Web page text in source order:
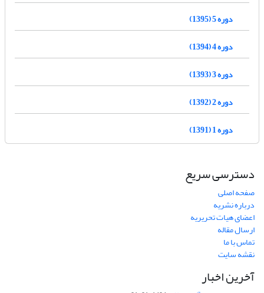
دوره 5 (1395)
دوره 4 (1394)
دوره 3 (1393)
دوره 2 (1392)
دوره 1 (1391)
دسترسی سریع
صفحه اصلی
درباره نشریه
اعضای هیات تحریریه
ارسال مقاله
تماس با ما
نقشه سایت
آخرین اخبار